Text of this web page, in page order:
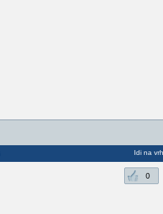
Idi na vrh
0